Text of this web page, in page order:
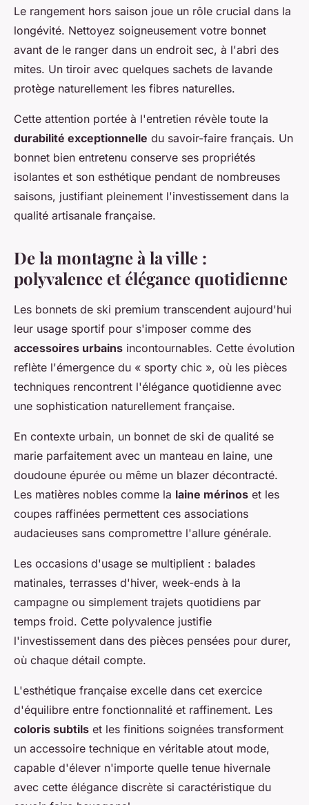
Le rangement hors saison joue un rôle crucial dans la
longévité. Nettoyez soigneusement votre bonnet
avant de le ranger dans un endroit sec, à l'abri des
mites. Un tiroir avec quelques sachets de lavande
protège naturellement les fibres naturelles.
Cette attention portée à l'entretien révèle toute la
durabilité exceptionnelle du savoir-faire français. Un
bonnet bien entretenu conserve ses propriétés
isolantes et son esthétique pendant de nombreuses
saisons, justifiant pleinement l'investissement dans la
qualité artisanale française.
De la montagne à la ville :
polyvalence et élégance quotidienne
Les bonnets de ski premium transcendent aujourd'hui
leur usage sportif pour s'imposer comme des
accessoires urbains incontournables. Cette évolution
reflète l'émergence du « sporty chic », où les pièces
techniques rencontrent l'élégance quotidienne avec
une sophistication naturellement française.
En contexte urbain, un bonnet de ski de qualité se
marie parfaitement avec un manteau en laine, une
doudoune épurée ou même un blazer décontracté.
Les matières nobles comme la laine mérinos et les
coupes raffinées permettent ces associations
audacieuses sans compromettre l'allure générale.
Les occasions d'usage se multiplient : balades
matinales, terrasses d'hiver, week-ends à la
campagne ou simplement trajets quotidiens par
temps froid. Cette polyvalence justifie
l'investissement dans des pièces pensées pour durer,
où chaque détail compte.
L'esthétique française excelle dans cet exercice
d'équilibre entre fonctionnalité et raffinement. Les
coloris subtils et les finitions soignées transforment
un accessoire technique en véritable atout mode,
capable d'élever n'importe quelle tenue hivernale
avec cette élégance discrète si caractéristique du